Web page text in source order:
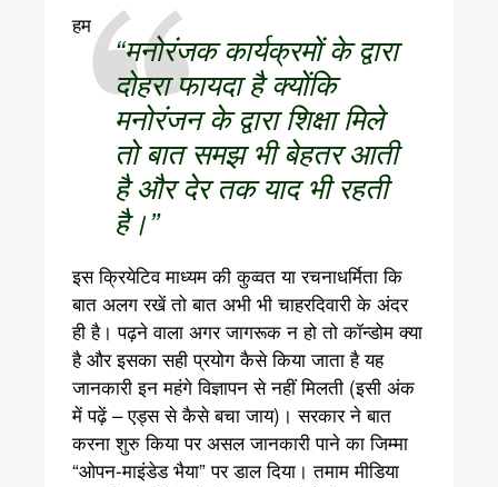
“मनोरंजक कार्यक्रमों के द्वारा
दोहरा फायदा है क्योंकि
मनोरंजन के द्वारा शिक्षा मिले
तो बात समझ भी बेहतर आती
है और देर तक याद भी रहती
है।”
हम
इस क्रियेटिव माध्यम की कुव्वत या रचनाधर्मिता कि
बात अलग रखें तो बात अभी भी चाहरदिवारी के अंदर
ही है। पढ़ने वाला अगर जागरूक न हो तो कॉन्डोम क्या
है और इसका सही प्रयोग कैसे किया जाता है यह
जानकारी इन महंगे विज्ञापन से नहीं मिलती (इसी अंक
में पढ़ें – एड्स से कैसे बचा जाय)। सरकार ने बात
करना शुरु किया पर असल जानकारी पाने का जिम्मा
“ओपन-माइंडेड भैया” पर डाल दिया। तमाम मीडिया